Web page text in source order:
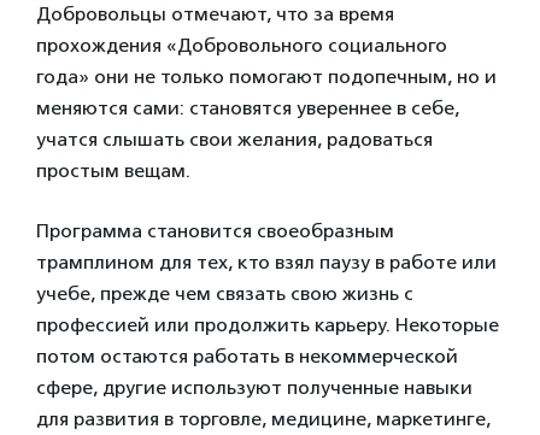
Добровольцы отмечают, что за время
прохождения «Добровольного социального
года» они не только помогают подопечным, но и
меняются сами: становятся увереннее в себе,
учатся слышать свои желания, радоваться
простым вещам.
Программа становится своеобразным
трамплином для тех, кто взял паузу в работе или
учебе, прежде чем связать свою жизнь с
профессией или продолжить карьеру. Некоторые
потом остаются работать в некоммерческой
сфере, другие используют полученные навыки
для развития в торговле, медицине, маркетинге,